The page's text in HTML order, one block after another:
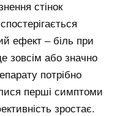
стінок
ефект – біль при
зовсім або значно
потрібно
перші симптоми
зростає.